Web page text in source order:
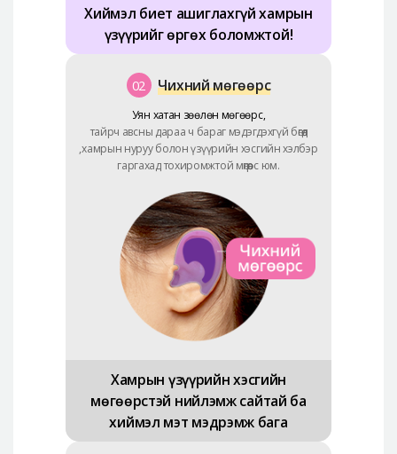
Хиймэл биет ашиглахгүй хамрын
үзүүрийг өргөх боломжтой!
02 Чихний мөгөөрс
Уян хатан зөөлөн мөгөөрс,
тайрч авсны дараа ч бараг мэдэгдэхгүй бөгөөд
,хамрын нуруу болон үзүүрийн хэсгийн хэлбэр
гаргахад тохиромжтой мөгөөрс юм.
Хамрын үзүүрийн хэсгийн
мөгөөрстэй нийлэмж сайтай ба
хиймэл мэт мэдрэмж бага